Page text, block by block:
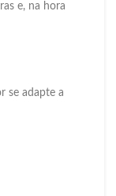
e, na hora
se adapte a